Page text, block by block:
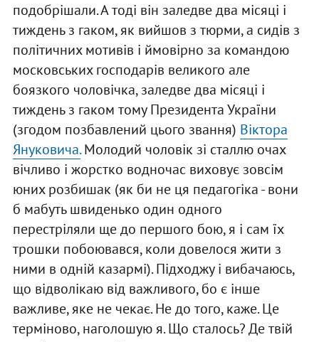
подобрішали. А тоді він заледве два місяці і
тиждень з гаком, як вийшов з тюрми, а сидів з
політичних мотивів і ймовірно за командою
московських господарів великого але
боязкого чоловічка, заледве два місяці і
тиждень з гаком тому Президента України
(згодом позбавлений цього звання) Віктора
Януковича.Молодий чоловік зі сталлю очах
вічливо і жорстко водночас виховує зовсім
юних розбишак (як би не ця педагогіка - вони
б мабуть швиденько один одного
перестріляли ще до першого бою, я і сам їх
трошки побоювався, коли довелося жити з
ними в одній казармі). Підходжу і вибачаюсь,
що відволікаю від важливого, бо є інше
важливе, яке не чекає. Не до того, каже. Це
терміново, наголошую я. Що сталось? Де твій